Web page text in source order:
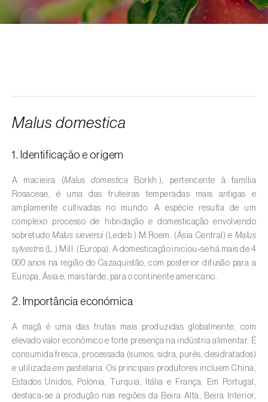
Alface (Lactuca sativa)
Alho-francês ( Allium porrum
Ambientes aquáticos (
de tratamento de águas residuais)
Ameixeira (Prunus domestica L.)
Amendoeira (Prunus dulcis)
Amendoim (Arachis hypogaea)
Ananás / Abacaxi (Ananas comosus )
Anona (Annona spp.)
Áreas não cultivadas (-)
Malus domestica
1. Identificação e origem
A macieira (Malus domestica
Borkh.), pertencente à família
Rosaceae, é uma das fruteiras temperadas mais antigas e
amplamente cultivadas no mundo. A espécie resulta de um
complexo processo de hibridação e domesticação envolvendo
sobretudoMalus sieversii(Ledeb.) M.Roem. (Ásia Central) e Malus
sylvestris (L.) Mill. (Europa). A domesticação iniciou‑se há mais de 4
000 anos na região do Cazaquistão, com posterior difusão para a
Europa, Ásia e, mais tarde, para o continente americano.
2. Importância económica
A maçã é uma das frutas mais produzidas globalmente, com
elevado valor económico e forte presença na indústria alimentar. É
consumida fresca, processada (sumos, sidra, purés, desidratados)
e utilizada em pastelaria. Os principais produtores incluem China,
Estados Unidos, Polónia, Turquia, Itália e França. Em Portugal,
destaca‑se a produção nas regiões da Beira Alta, Beira Interior,